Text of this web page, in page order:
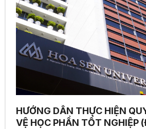
HƯỚNG DẪN THỰC HIỆN
VỆ HỌC PHẦN TỐT NGHIỆP